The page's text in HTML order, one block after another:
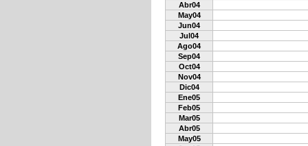
Abr04
May04
Jun04
Jul04
Ago04
Sep04
Oct04
Nov04
Dic04
Ene05
Feb05
Mar05
Abr05
May05